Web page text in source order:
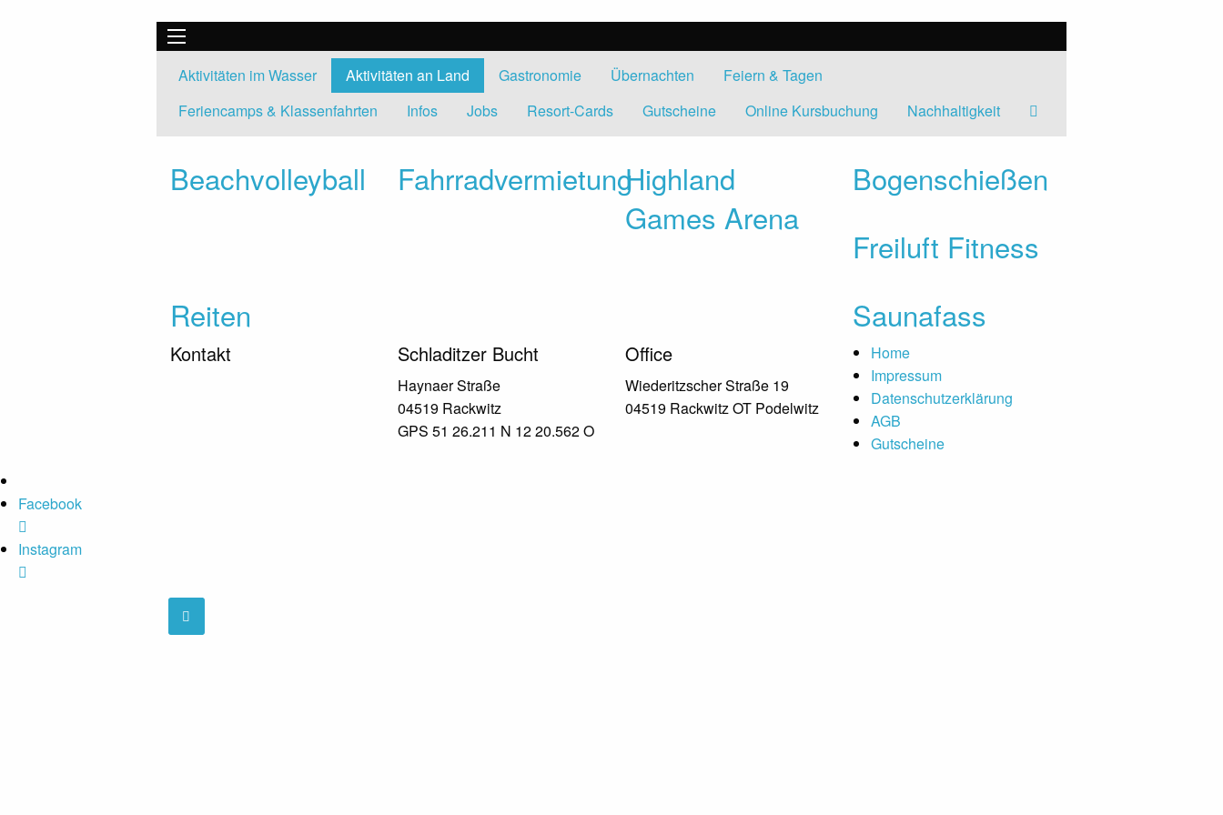
Aktivitäten im Wasser Aktivitäten an Land Gastronomie Übernachten
Feiern & Tagen
Feriencamps & Klassenfahrten
Infos Jobs Resort-Cards Gutscheine Online Kursbuchung Nachhaltigkeit
Beachvolleyball FahrradvermietungHighland
Games Arena
Bogenschießen
Freiluft Fitness
Reiten
Saunafass
Kontakt Schladitzer Bucht
Haynaer Straße
04519 Rackwitz
GPS 51 26.211 N 12 20.562 O
Office
Wiederitzscher Straße 19
04519 Rackwitz OT Podelwitz
Home
Impressum
Datenschutzerklärung
AGB
Gutscheine
Facebook
Instagram